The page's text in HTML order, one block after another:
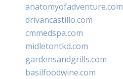
anatomyofadventure.com
drivancastillo.com
cmmedspa.com
midletontkd.com
gardensandgrills.com
basilfoodwine.com